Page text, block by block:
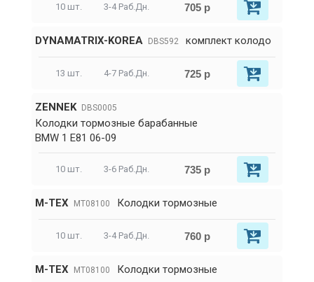
10 шт. 3-4 Раб.Дн. 705 р
DYNAMATRIX-KOREA DBS592 комплект колодо
13 шт. 4-7 Раб.Дн. 725 р
ZENNEK DBS0005
Колодки тормозные барабанные
BMW 1 E81 06-09
10 шт. 3-6 Раб.Дн. 735 р
M-TEX MT08100 Колодки тормозные
10 шт. 3-4 Раб.Дн. 760 р
M-TEX MT08100 Колодки тормозные